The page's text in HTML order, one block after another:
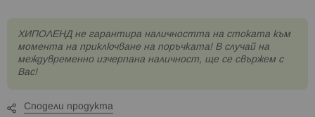
XИПОЛЕНД не гарантира наличността на стоката към
момента на приключване на поръчката! В случай на
междувременно изчерпана наличност, ще се свържем с
Вас!
Сподели продукта